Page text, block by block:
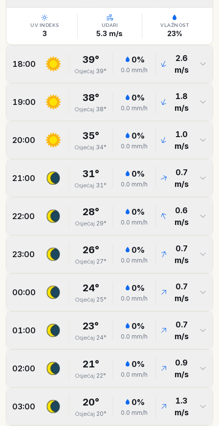
UV INDEKS
3
UDARI
5.3 m/s
VLAŽNOST
23%
18:00 39°
Osjećaj 39°
0%
0.0 mm/h
2.6
m/s
19:00 38°
Osjećaj 38°
0%
0.0 mm/h
1.8
m/s
20:00 35°
Osjećaj 34°
0%
0.0 mm/h
1.0
m/s
21:00 31°
Osjećaj 31°
0%
0.0 mm/h
0.7
m/s
22:00 28°
Osjećaj 29°
0%
0.0 mm/h
0.6
m/s
23:00 26°
Osjećaj 27°
0%
0.0 mm/h
0.7
m/s
00:00 24°
Osjećaj 25°
0%
0.0 mm/h
0.7
m/s
01:00 23°
Osjećaj 24°
0%
0.0 mm/h
0.7
m/s
02:00 21°
Osjećaj 22°
0%
0.0 mm/h
0.9
m/s
03:00 20°
Osjećaj 20°
0%
0.0 mm/h
1.3
m/s